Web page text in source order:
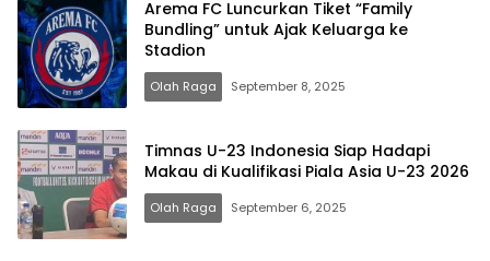
Arema FC Luncurkan Tiket “Family
Bundling” untuk Ajak Keluarga ke
Stadion
Olah Raga September 8, 2025
Timnas U-23 Indonesia Siap Hadapi
Makau di Kualifikasi Piala Asia U-23 2026
Olah Raga September 6, 2025